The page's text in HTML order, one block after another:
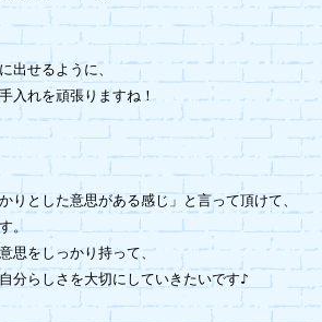
出せるように、
入れを頑張りますね！
りとした意思がある感じ」と言って頂けて、
。
思をしっかり持って、
分らしさを大切にしていきたいです♪